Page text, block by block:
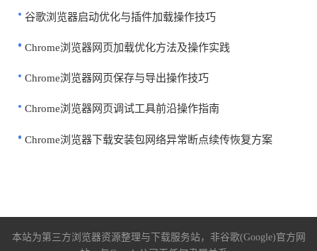
谷歌浏览器启动优化与插件加载操作技巧
Chrome浏览器网页加载优化方法及操作实践
Chrome浏览器网页保存与导出操作技巧
Chrome浏览器网页调试工具前沿操作指南
Chrome浏览器下载安装包网络异常断点续传恢复方案
本站为第三方浏览器资源整理与下载服务站，非谷歌(Google)官方网